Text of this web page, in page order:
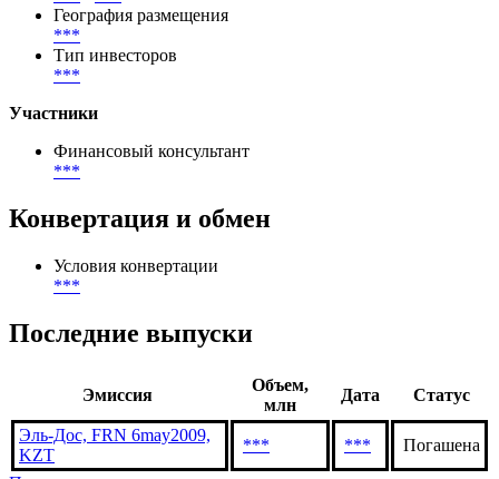
Способ размещения
Открытая подписка
Размещение
***
***
***
Финансовый консультант
Конвертация и обмен
Условия конвертации
Последние выпуски
Эмиссия Дата Статус